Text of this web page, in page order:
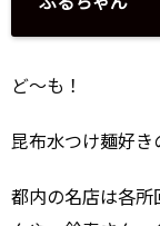
ど～も！
昆布水つけ麺好き
都内の名店は各所